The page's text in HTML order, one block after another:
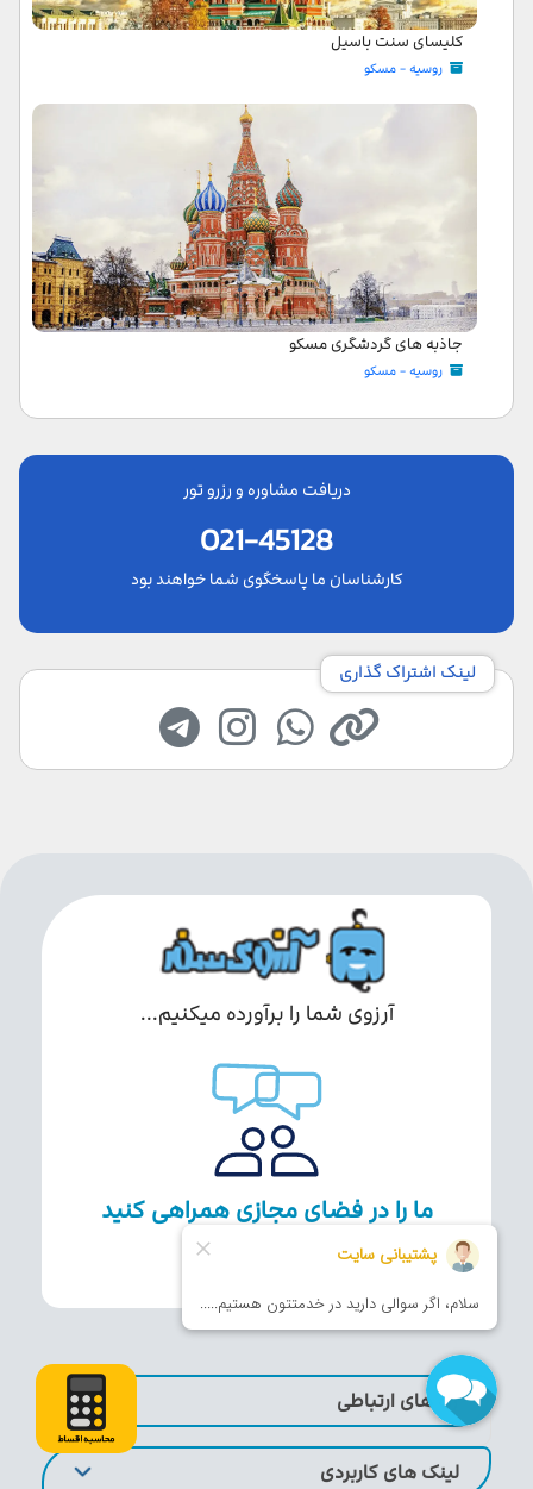
کلیسای سنت باسیل
روسیه - مسکو
جاذبه های گردشگری مسکو
روسیه - مسکو
دریافت مشاوره و رزرو تور
021-45128
کارشناسان ما پاسخگوی شما خواهند بود
لینک اشتراک گذاری
آرزوی شما را برآورده میکنیم...
ما را در فضای مجازی همراهی کنید
راه های ارتباطی
لینک های کاربردی